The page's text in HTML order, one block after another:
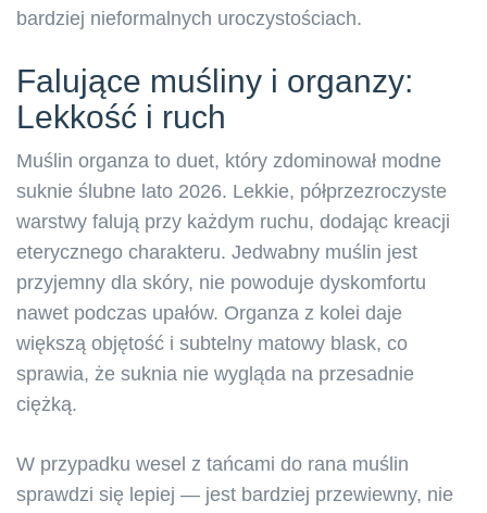
bardziej nieformalnych uroczystościach.
Falujące muśliny i organzy:
Lekkość i ruch
Muślin organza to duet, który zdominował modne
suknie ślubne lato 2026. Lekkie, półprzezroczyste
warstwy falują przy każdym ruchu, dodając kreacji
eterycznego charakteru. Jedwabny muślin jest
przyjemny dla skóry, nie powoduje dyskomfortu
nawet podczas upałów. Organza z kolei daje
większą objętość i subtelny matowy blask, co
sprawia, że suknia nie wygląda na przesadnie
ciężką.
W przypadku wesel z tańcami do rana muślin
sprawdzi się lepiej — jest bardziej przewiewny, nie